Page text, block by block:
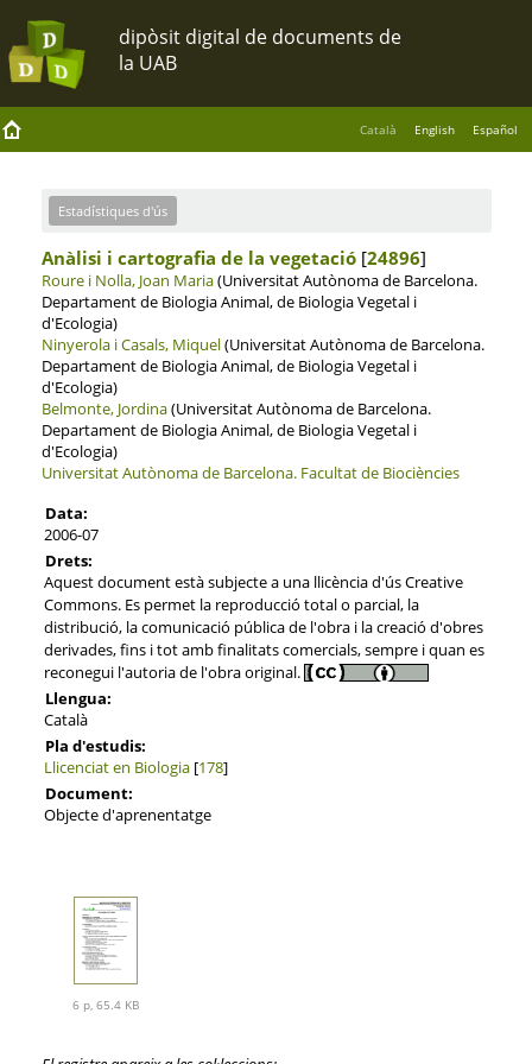
Català English Español
Estadístiques d'ús
Anàlisi i cartografia de la vegetació[24896]
Roure i Nolla, Joan Maria(Universitat Autònoma de Barcelona.
Departament de Biologia Animal, de Biologia Vegetal i
d'Ecologia)
Ninyerola i Casals, Miquel(Universitat Autònoma de Barcelona.
Departament de Biologia Animal, de Biologia Vegetal i
d'Ecologia)
Belmonte, Jordina(Universitat Autònoma de Barcelona.
Departament de Biologia Animal, de Biologia Vegetal i
d'Ecologia)
Universitat Autònoma de Barcelona. Facultat de Biociències
Data:
2006-07
Drets:
Aquest document està subjecte a una llicència d'ús Creative
Commons. Es permet la reproducció total o parcial, la
distribució, la comunicació pública de l'obra i la creació d'obres
derivades, fins i tot amb finalitats comercials, sempre i quan es
reconegui l'autoria de l'obra original.
Llengua:
Català
Pla d'estudis:
Llicenciat en Biologia[178]
Document:
Objecte d'aprenentatge
6 p, 65.4 KB